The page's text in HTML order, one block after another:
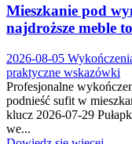
Mieszkanie pod
najdroższe meble
2026-08-05
praktyczne wskazówki
Profesjonalne
podnieść sufit w
klucz 2026-07-29
we...